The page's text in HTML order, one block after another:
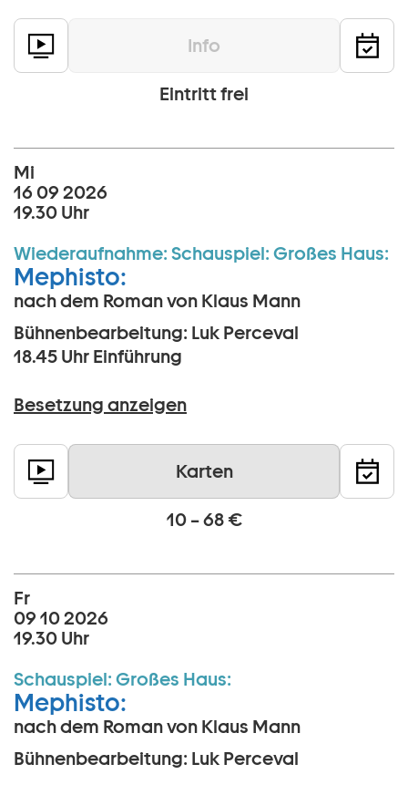
Info
Eintritt frei
Mi
16 09 2026
19.30 Uhr
Wiederaufnahme: Schauspiel: Großes Haus:
Mephisto:
nach dem Roman von Klaus Mann
Bühnenbearbeitung: Luk Perceval
18.45 Uhr Einführung
Besetzung anzeigen
Karten
10 – 68 €
Fr
09 10 2026
19.30 Uhr
Schauspiel: Großes Haus:
Mephisto:
nach dem Roman von Klaus Mann
Bühnenbearbeitung: Luk Perceval